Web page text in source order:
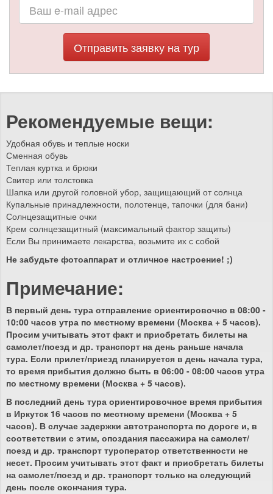
Отправить заявку на тур
Рекомендуемые вещи:
Удобная обувь и теплые носки
Сменная обувь
Теплая куртка и брюки
Свитер или толстовка
Шапка или другой головной убор, защищающий от солнца
Купальные принадлежности, полотенце, тапочки (для бани)
Солнцезащитные очки
Крем солнцезащитный (максимальный фактор защиты)
Если Вы принимаете лекарства, возьмите их с собой
Не забудьте фотоаппарат и отличное настроение! ;)
Примечание:
В первый день тура отправление ориентировочно в 08:00 -
10:00 часов утра по местному времени (Москва + 5 часов).
Просим учитывать этот факт и приобретать билеты на
самолет/поезд и др. транспорт на день раньше начала
тура. Если прилет/приезд планируется в день начала тура,
то время прибытия должно быть в 06:00 - 08:00 часов утра
по местному времени (Москва + 5 часов).
В последний день тура ориентировочное время прибытия
в Иркутск 16 часов по местному времени (Москва + 5
часов). В случае задержки автотранспорта по дороге и, в
соответствии с этим, опоздания пассажира на самолет/
поезд и др. транспорт туроператор ответственности не
несет. Просим учитывать этот факт и приобретать билеты
на самолет/поезд и др. транспорт только на следующий
день после окончания тура.